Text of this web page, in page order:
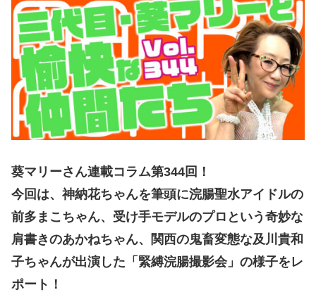
葵マリーさん連載コラム第344回！
今回は、神納花ちゃんを筆頭に浣腸聖水アイドルの
前多まこちゃん、受け手モデルのプロという奇妙な
肩書きのあかねちゃん、関西の鬼畜変態な及川貴和
子ちゃんが出演した「緊縛浣腸撮影会」の様子をレ
ポート！